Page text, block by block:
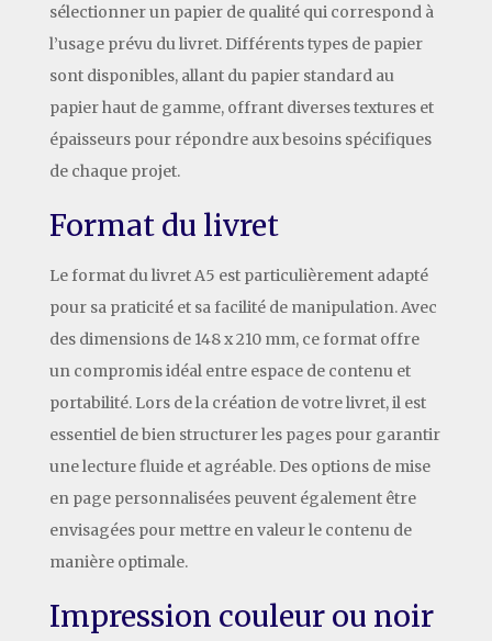
sélectionner un papier de qualité qui correspond à
l’usage prévu du livret. Différents types de papier
sont disponibles, allant du papier standard au
papier haut de gamme, offrant diverses textures et
épaisseurs pour répondre aux besoins spécifiques
de chaque projet.
Format du livret
Le format du livret A5 est particulièrement adapté
pour sa praticité et sa facilité de manipulation. Avec
des dimensions de 148 x 210 mm, ce format offre
un compromis idéal entre espace de contenu et
portabilité. Lors de la création de votre livret, il est
essentiel de bien structurer les pages pour garantir
une lecture fluide et agréable. Des options de mise
en page personnalisées peuvent également être
envisagées pour mettre en valeur le contenu de
manière optimale.
Impression couleur ou noir